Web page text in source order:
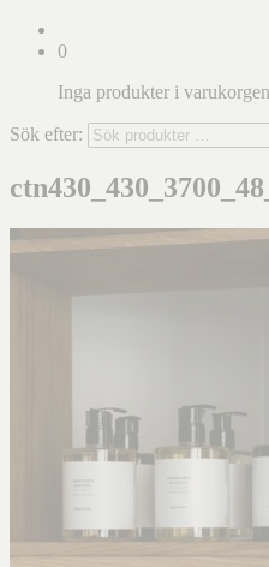
0
Inga produkter i
Sök efter: